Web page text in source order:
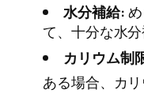
水分補給:
て、十分な水
カリウム制
ある場合、カ